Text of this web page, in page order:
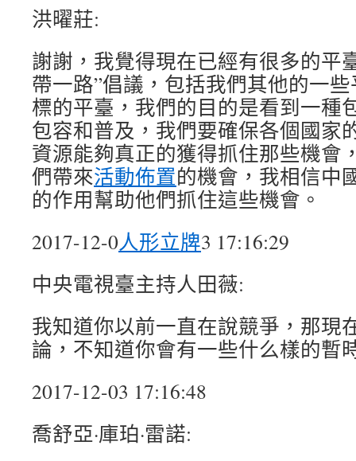
洪曜莊:
謝謝，我覺得現在已經有很多的平
帶一路”倡議，包括我們其他的一
標的平臺，我們的目的是看到一種
包容和普及，我們要確保各個國家
資源能夠真正的獲得抓住那些機會
們帶來活動佈置的機會，我相信中
的作用幫助他們抓住這些機會。
2017-12-0人形立牌3 17:16:29
中央電視臺主持人田薇:
我知道你以前一直在說競爭，那現
論，不知道你會有一些什么樣的暫
2017-12-03 17:16:48
喬舒亞·庫珀·雷諾: